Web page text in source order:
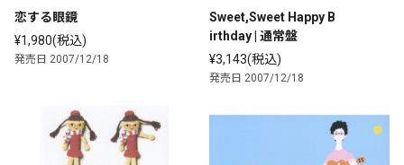
恋する眼鏡
¥1,980(税込)
発売日 2007/12/18
Sweet,Sweet Happy B
irthday | 通常盤
¥3,143(税込)
発売日 2007/12/18